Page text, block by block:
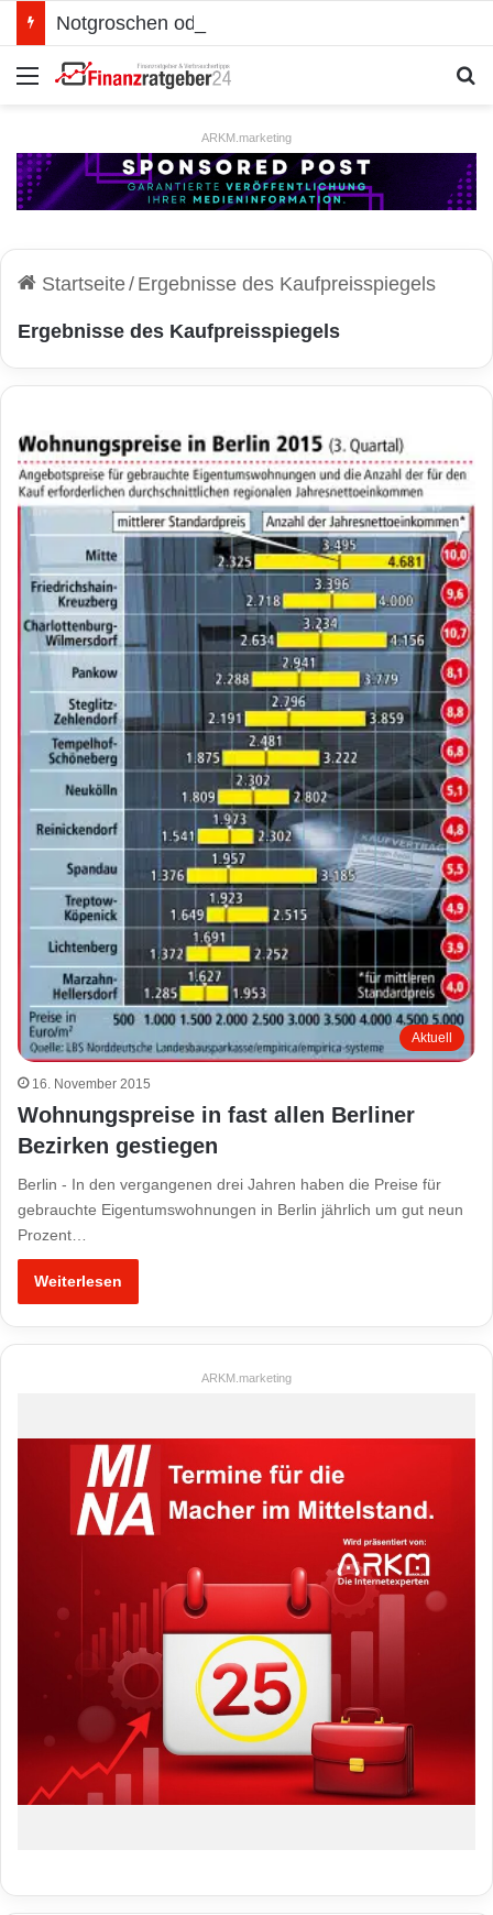
Menü
ARKM.marketing
Startseite/ Ergebnisse des Kaufpreisspiegels
Ergebnisse des Kaufpreisspiegels
Aktuell
16. November 2015
Wohnungspreise in fast allen Berliner
Bezirken gestiegen
Berlin - In den vergangenen drei Jahren haben die Preise für
gebrauchte Eigentumswohnungen in Berlin jährlich um gut neun
Prozent…
Weiterlesen
ARKM.marketing